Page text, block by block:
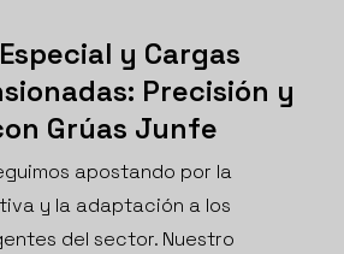
y Cargas
Precisión y
Grúas Junfe
apostando por la
y la adaptación a los
del sector. Nuestro